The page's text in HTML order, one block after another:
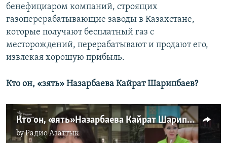
бенефициаром компаний, строящих
газоперерабатывающие заводы в Казахстане,
которые получают бесплатный газ с
месторождений, перерабатывают и продают его,
извлекая хорошую прибыль.
Кто он, «зять» Назарбаева Кайрат Шарипбаев?
Кто он, «зять» Назарбаева Кайрат Шарипбаев?
byРадио Азаттык